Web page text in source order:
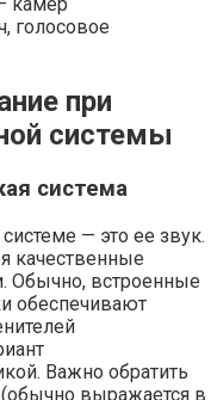
камер
голосовое
при
системы
система
— это ее звук.
качественные
Обычно, встроенные
обеспечивают
Важно обратить
выражается в